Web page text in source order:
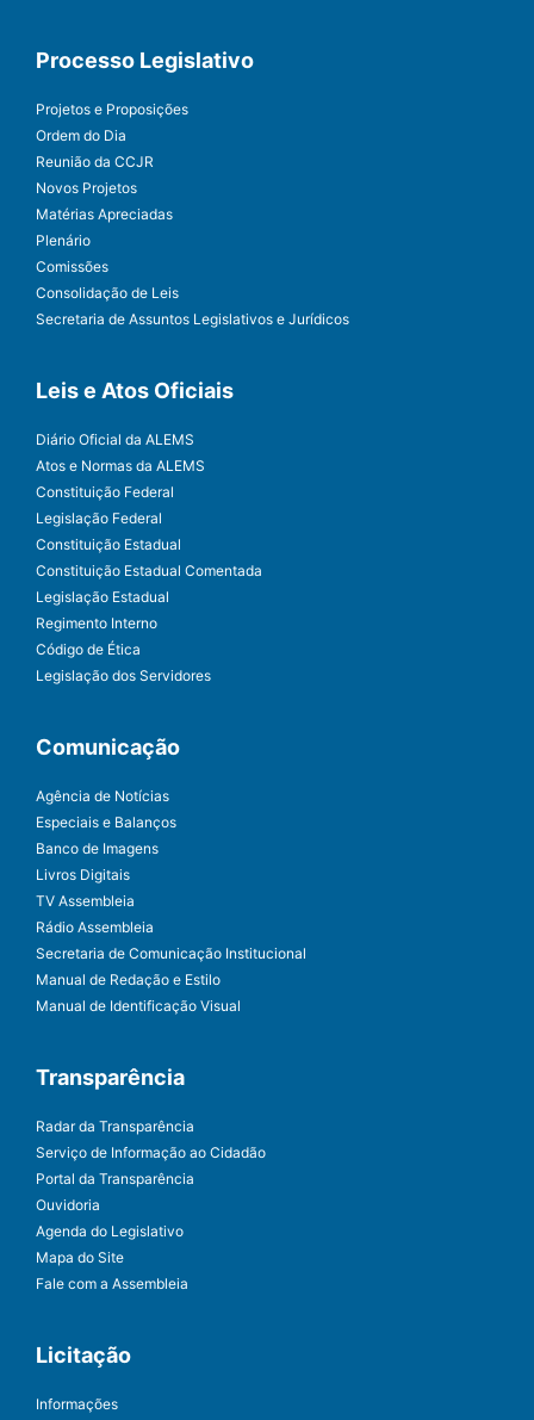
Processo Legislativo
Projetos e Proposições
Ordem do Dia
Reunião da CCJR
Novos Projetos
Matérias Apreciadas
Plenário
Comissões
Consolidação de Leis
Secretaria de Assuntos Legislativos e Jurídicos
Leis e Atos Oficiais
Diário Oficial da ALEMS
Atos e Normas da ALEMS
Constituição Federal
Legislação Federal
Constituição Estadual
Constituição Estadual Comentada
Legislação Estadual
Regimento Interno
Código de Ética
Legislação dos Servidores
Comunicação
Agência de Notícias
Especiais e Balanços
Banco de Imagens
Livros Digitais
TV Assembleia
Rádio Assembleia
Secretaria de Comunicação Institucional
Manual de Redação e Estilo
Manual de Identificação Visual
Transparência
Radar da Transparência
Serviço de Informação ao Cidadão
Portal da Transparência
Ouvidoria
Agenda do Legislativo
Mapa do Site
Fale com a Assembleia
Licitação
Informações